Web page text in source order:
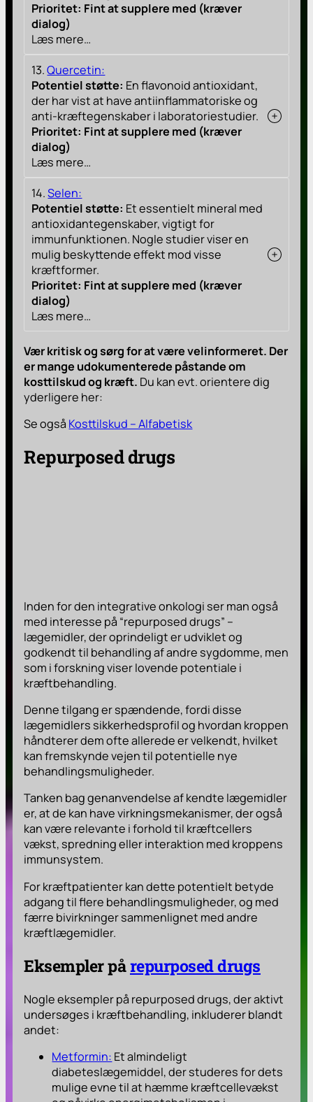
Prioritet: Fint at supplere med (kræver
dialog)
Læs mere…
13.Quercetin:
Potentiel støtte: En flavonoid antioxidant,
der har vist at have antiinflammatoriske og
anti-kræftegenskaber i laboratoriestudier.
Prioritet: Fint at supplere med (kræver
dialog)
Læs mere…
14.Selen:
Potentiel støtte: Et essentielt mineral med
antioxidantegenskaber, vigtigt for
immunfunktionen. Nogle studier viser en
mulig beskyttende effekt mod visse
kræftformer.
Prioritet: Fint at supplere med (kræver
dialog)
Læs mere…
Vær kritisk og sørg for at være velinformeret. Der
er mange udokumenterede påstande om
kosttilskud og kræft. Du kan evt. orientere dig
yderligere her:
Se også Kosttilskud – Alfabetisk
Repurposed drugs
Inden for den integrative onkologi ser man også
med interesse på “repurposed drugs” –
lægemidler, der oprindeligt er udviklet og
godkendt til behandling af andre sygdomme, men
som i forskning viser lovende potentiale i
kræftbehandling.
Denne tilgang er spændende, fordi disse
lægemidlers sikkerhedsprofil og hvordan kroppen
håndterer dem ofte allerede er velkendt, hvilket
kan fremskynde vejen til potentielle nye
behandlingsmuligheder.
Tanken bag genanvendelse af kendte lægemidler
er, at de kan have virkningsmekanismer, der også
kan være relevante i forhold til kræftcellers
vækst, spredning eller interaktion med kroppens
immunsystem.
For kræftpatienter kan dette potentielt betyde
adgang til flere behandlingsmuligheder, og med
færre bivirkninger sammenlignet med andre
kræftlægemidler.
Eksempler pårepurposed drugs
Nogle eksempler på repurposed drugs, der aktivt
undersøges i kræftbehandling, inkluderer blandt
andet:
Metformin: Et almindeligt
diabeteslægemiddel, der studeres for dets
mulige evne til at hæmme kræftcellevækst